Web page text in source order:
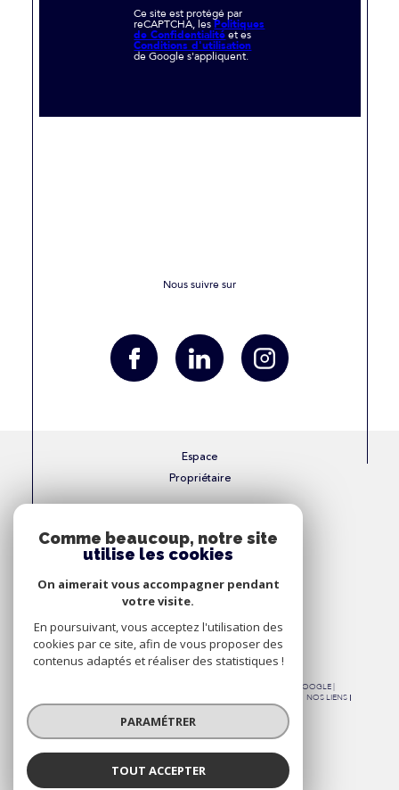
Ce site est protégé par
reCAPTCHA, lesPolitiques
de Confidentialitéet es
Conditions d'utilisation
de Google s'appliquent.
Nous suivre sur
Espace
Propriétaire
Adhérons
© 2026 | TOUS DROITS RÉSERVÉS | TRADUCTION POWERED BY GOOGLE |
NOS LIENS
POLITIQUE RGPD
COOKIES
Comme beaucoup, notre site
utilise les cookies
On aimerait vous accompagner pendant
votre visite.
En poursuivant, vous acceptez l'utilisation des
cookies par ce site, afin de vous proposer des
contenus adaptés et réaliser des statistiques !
PARAMÉTRER
TOUT ACCEPTER